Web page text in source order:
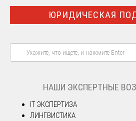
ЮРИДИЧЕСКАЯ
НАШИ ЭКСПЕРТНЫЕ
IT ЭКСПЕРТИЗА
ЛИНГВИСТИКА